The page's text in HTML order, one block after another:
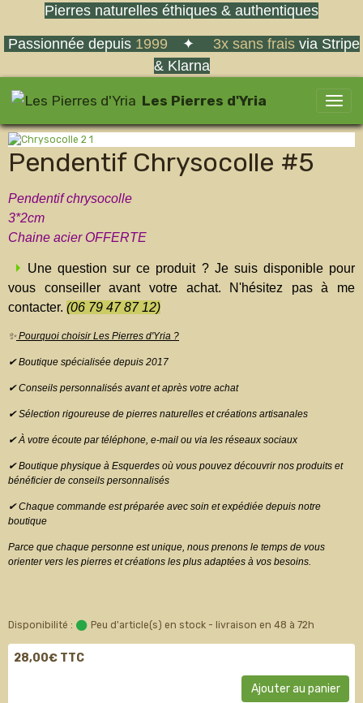
Pierres naturelles éthiques & authentiques
Passionnée depuis 1999 ✦ 3x sans fraisvia Stripe
& Klarna
Les Pierres d'Yria
Pendentif Chrysocolle #5
Pendentif chrysocolle
3*2cm
Chaine acier OFFERTE
Une question sur ce produit ? Je suis disponible pour
vous conseiller avant votre achat. N'hésitez pas à me
contacter. (06 79 47 87 12)
✨Pourquoi choisir Les Pierres d'Yria ?
✔ Boutique spécialisée depuis 2017
✔ Conseils personnalisés avant et après votre achat
✔ Sélection rigoureuse de pierres naturelles et créations artisanales
✔ À votre écoute par téléphone, e-mail ou via les réseaux sociaux
✔ Boutique physique à Esquerdes où vous pouvez découvrir nos produits et
bénéficier de conseils personnalisés
✔ Chaque commande est préparée avec soin et expédiée depuis notre
boutique
Parce que chaque personne est unique, nous prenons le temps de vous
orienter vers les pierres et créations les plus adaptées à vos besoins.
Disponibilité : Peu d'article(s) en stock - livraison en 48 à 72h
28,00€ TTC
Ajouter au panier